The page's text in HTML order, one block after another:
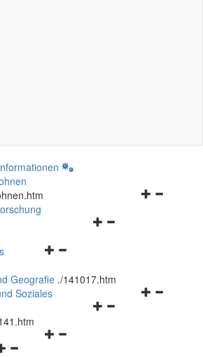
Navigationsmenü
Navigationsmenü
und
schließen
Geografie ./141017.htm
Navigationsmenü
Soziales
Navigationsmenü